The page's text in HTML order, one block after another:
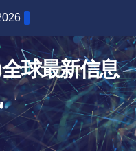
球最新信息